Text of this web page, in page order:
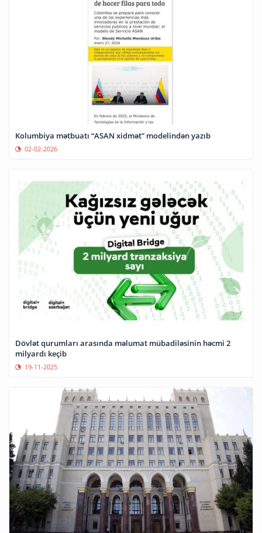
Kolumbiya mətbuatı “ASAN xidmət” modelindən yazıb
02-02-2026
Dövlət qurumları arasında məlumat mübadiləsinin həcmi 2
milyardı keçib
19-11-2025